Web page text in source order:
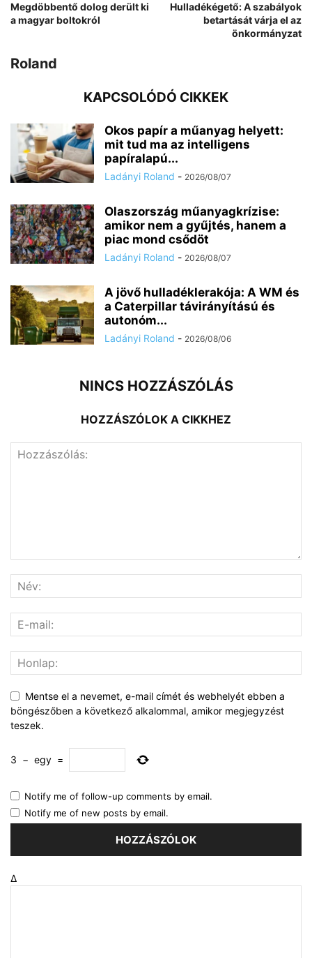
Megdöbbentő dolog derült ki
a magyar boltokról
Hulladékégető: A szabályok
betartását várja el az
önkormányzat
Roland
KAPCSOLÓDÓ CIKKEK
Okos papír a műanyag helyett:
mit tud ma az intelligens
papíralapú...
Ladányi Roland - 2026/08/07
Olaszország műanyagkrízise:
amikor nem a gyűjtés, hanem a
piac mond csődöt
Ladányi Roland - 2026/08/07
A jövő hulladéklerakója: A WM és
a Caterpillar távirányítású és
autonóm...
Ladányi Roland - 2026/08/06
NINCS HOZZÁSZÓLÁS
HOZZÁSZÓLOK A CIKKHEZ
Mentse el a nevemet, e-mail címét és webhelyét ebben a
böngészőben a következő alkalommal, amikor megjegyzést
teszek.
3 − egy =
Notify me of follow-up comments by email.
Notify me of new posts by email.
Δ